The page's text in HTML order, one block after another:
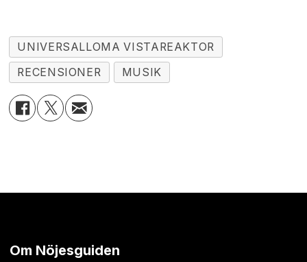
UNIVERSALLOMA VISTAREAKTOR
RECENSIONER
MUSIK
Om Nöjesguiden